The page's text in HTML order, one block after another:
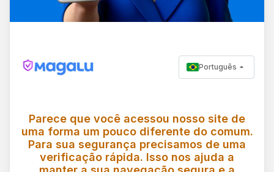
Português
Parece que você acessou nosso site de
uma forma um pouco diferente do comum.
Para sua segurança precisamos de uma
verificação rápida. Isso nos ajuda a